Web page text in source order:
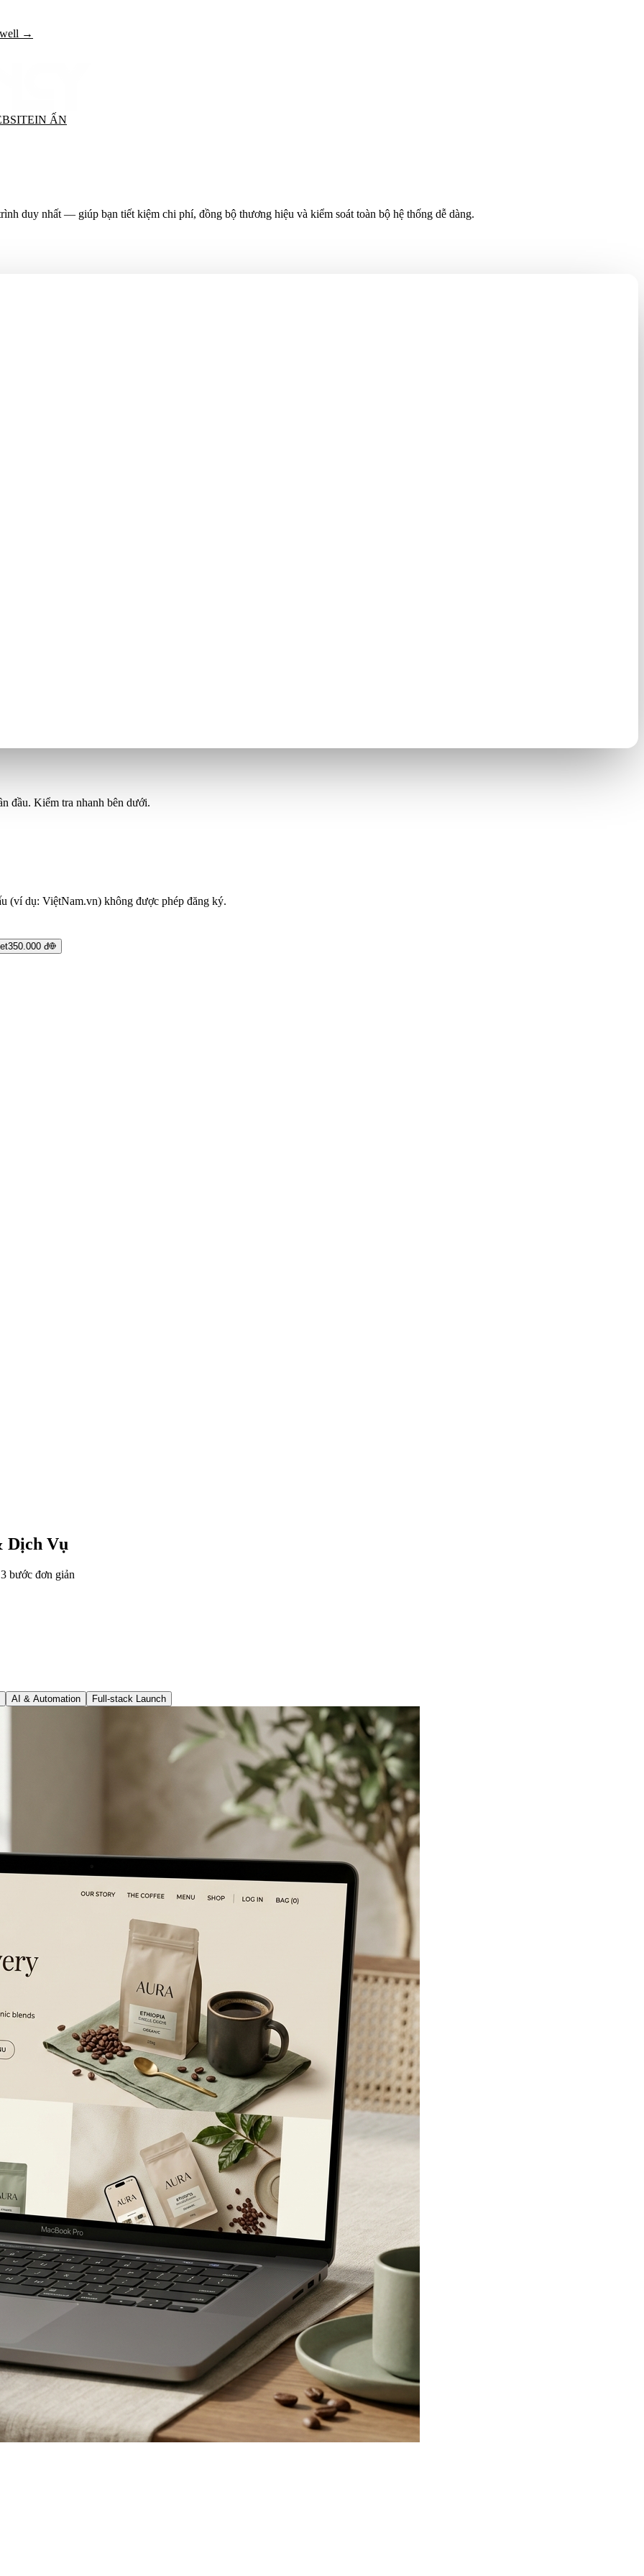
→
IN ẤN
duy nhất — giúp bạn tiết kiệm chi phí, đồng bộ thương hiệu và kiểm soát toàn bộ hệ thống dễ dàng.
đầu. Kiểm tra nhanh bên dưới.
(ví dụ: ViệtNam.vn) không được phép đăng ký.
350.000 đ
Dịch Vụ
bước đơn giản
AI & Automation Full-stack Launch